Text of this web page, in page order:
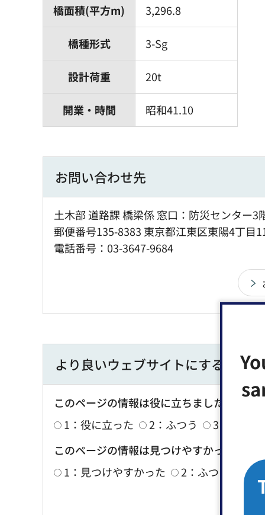
橋面積(平方m) 3,296.8
橋種形式 3-Sg
設計荷重 20t
開業・時間 昭和41.10
お問い合わせ先
土木部 道路課 橋梁係 窓口：防災センター3
郵便番号135-8383 東京都江東区東陽4丁目
電話番号：03-3647-9684
より良いウェブサイトにするため
このページの情報は役に立ちましたか？
1：役に立った
2：ふつう
3：役に
このページの情報は見つけやすかったです
1：見つけやすかった
2：ふつう 3：